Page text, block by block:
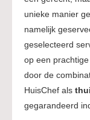
unieke manier
namelijk
geselecteerd
op een
door de
HuisChef als
gegarandeerd